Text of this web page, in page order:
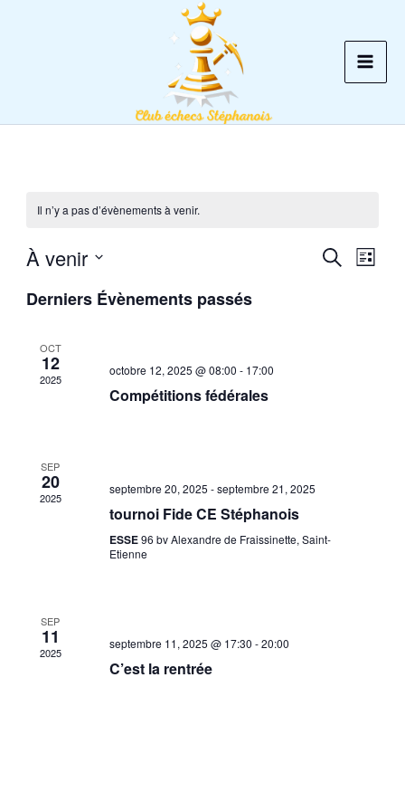
Il n’y a pas d’évènements à venir.
Recherche
Recherche
Liste
À venir
une
Derniers Évènements passés
OCT
12
2025
octobre 12, 2025 @ 08:00 - 17:00
Compétitions fédérales
SEP
20
2025
septembre 20, 2025 -septembre 21, 2025
tournoi Fide CE Stéphanois
ESSE96 bv Alexandre de Fraissinette, Saint-
Etienne
SEP
11
2025
septembre 11, 2025 @ 17:30 -20:00
C’est la rentrée